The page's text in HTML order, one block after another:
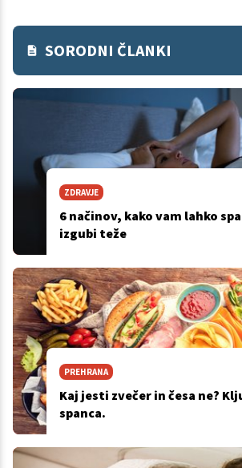
SORODNI ČLANKI
ZDRAVJE
6 načinov, kako vam lahko
izgubi teže
PREHRANA
Kaj jesti zvečer in česa ne?
spanca.